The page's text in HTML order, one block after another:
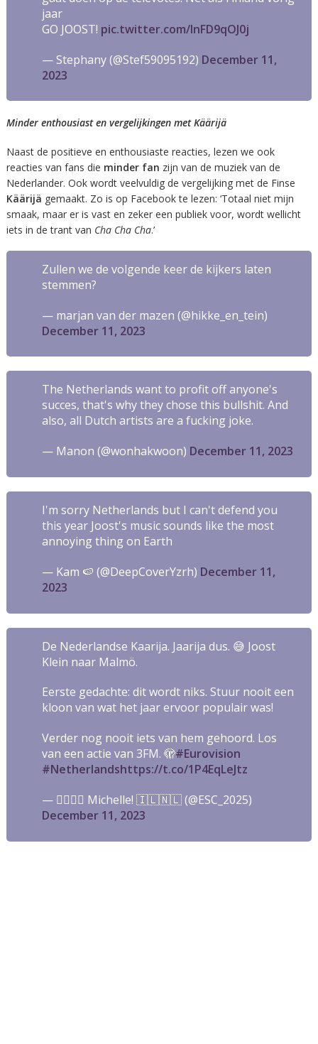
jaar
GO JOOST! pic.twitter.com/lnFD9qOJ0j
— Stephany (@Stef59095192) December 11,
2023
Minder enthousiast en vergelijkingen met Käärijä
Naast de positieve en enthousiaste reacties, lezen we ook
reacties van fans die minder fan zijn van de muziek van de
Nederlander. Ook wordt veelvuldig de vergelijking met de Finse
Käärijä gemaakt. Zo is op Facebook te lezen: ‘Totaal niet mijn
smaak, maar er is vast en zeker een publiek voor, wordt wellicht
iets in de trant van Cha Cha Cha.’
Zullen we de volgende keer de kijkers laten
stemmen?
— marjan van der mazen (@hikke_en_tein)
December 11, 2023
The Netherlands want to profit off anyone's
succes, that's why they chose this bullshit. And
also, all Dutch artists are a fucking joke.
— Manon (@wonhakwoon) December 11, 2023
I'm sorry Netherlands but I can't defend you
this year Joost's music sounds like the most
annoying thing on Earth
— Kam 🍉 (@DeepCoverYzrh) December 11,
2023
De Nederlandse Kaarija. Jaarija dus. 😅 Joost
Klein naar Malmö.
Eerste gedachte: dit wordt niks. Stuur nooit een
kloon van wat het jaar ervoor populair was!
Verder nog nooit iets van hem gehoord. Los
van een actie van 3FM. 🫣#Eurovision
#Netherlandshttps://t.co/1P4EqLeJtz
— 🏳️‍🌈🇺🇸 Michelle! 🇮🇱🇳🇱 (@ESC_2025)
December 11, 2023